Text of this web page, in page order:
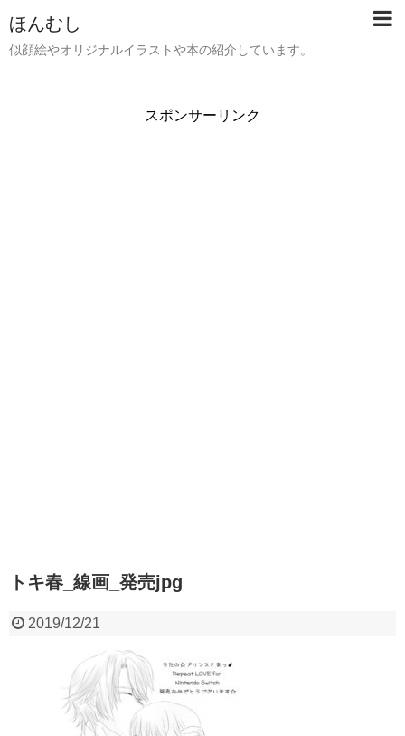
ほんむし
似顔絵やオリジナルイラストや本の紹介しています。
スポンサーリンク
トキ春_線画_発売jpg
2019/12/21